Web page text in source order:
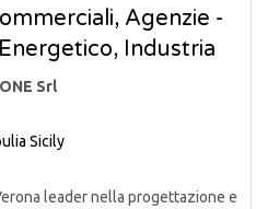
Agenzie -
Industria
Srl
Sicily
leader nella progettazione e